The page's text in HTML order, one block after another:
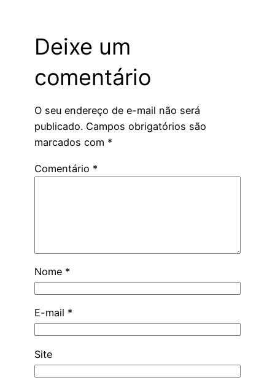
Deixe um
comentário
O seu endereço de e-mail não será
publicado. Campos obrigatórios são
marcados com *
Comentário *
Nome *
E-mail *
Site